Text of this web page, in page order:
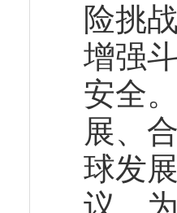
险挑
增强
安全
展、
球发